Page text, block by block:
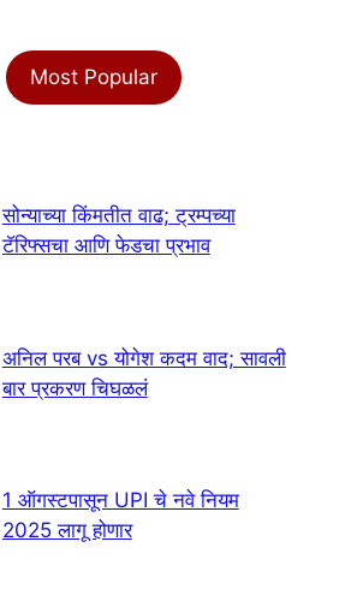
Most Popular
सोन्याच्या किंमतीत वाढ; ट्रम्पच्या
टॅरिफ्सचा आणि फेडचा प्रभाव
अनिल परब vs योगेश कदम वाद; सावली
बार प्रकरण चिघळलं
1 ऑगस्टपासून UPI चे नवे नियम
2025 लागू होणार